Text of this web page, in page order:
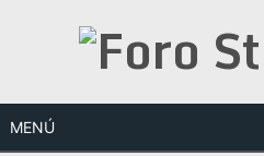
MENÚ